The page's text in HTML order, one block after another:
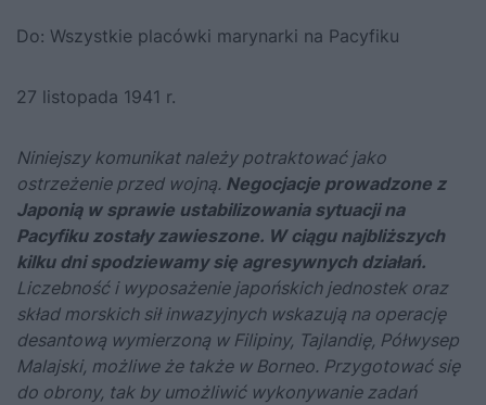
Do: Wszystkie placówki marynarki na Pacyfiku
27 listopada 1941 r.
Niniejszy komunikat należy potraktować jako
ostrzeżenie przed wojną. Negocjacje prowadzone z
Japonią w sprawie ustabilizowania sytuacji na
Pacyfiku zostały zawieszone. W ciągu najbliższych
kilku dni spodziewamy się agresywnych działań.
Liczebność i wyposażenie japońskich jednostek oraz
skład morskich sił inwazyjnych wskazują na operację
desan­tową wymierzoną w Filipiny, Tajlandię, Półwysep
Malajski, możliwe że także w Borneo. Przygotować się
do obrony, tak by umożliwić wykonywanie zadań